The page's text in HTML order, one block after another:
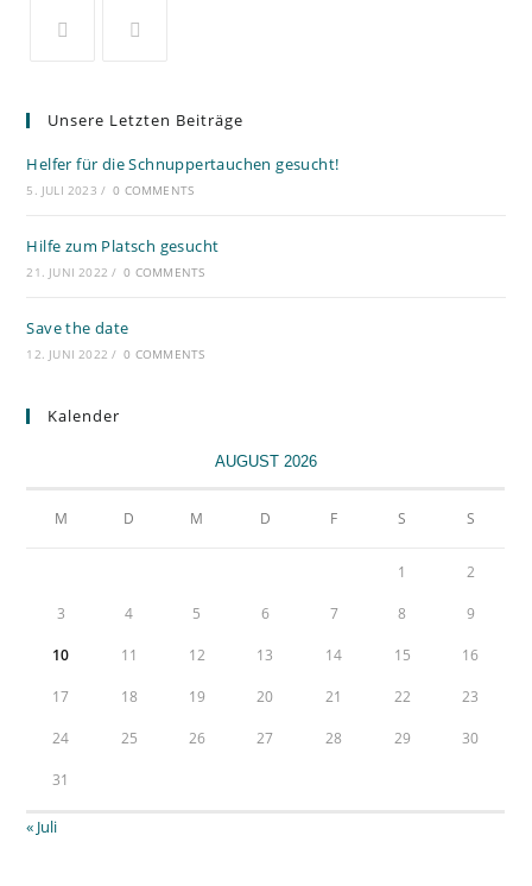
Unsere Letzten Beiträge
Helfer für die Schnuppertauchen gesucht!
5. JULI 2023 / 0 COMMENTS
Hilfe zum Platsch gesucht
21. JUNI 2022 / 0 COMMENTS
Save the date
12. JUNI 2022 / 0 COMMENTS
Kalender
AUGUST 2026
M D M D F S S
1 2
3 4 5 6 7 8 9
10 11 12 13 14 15 16
17 18 19 20 21 22 23
24 25 26 27 28 29 30
31
« Juli